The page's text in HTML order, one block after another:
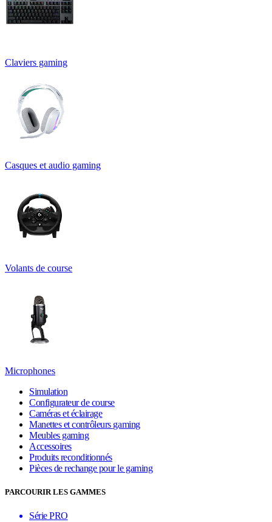
Claviers gaming
Casques et audio gaming
Volants de course
Microphones
Simulation
Configurateur de course
Caméras et éclairage
Manettes et contrôleurs gaming
Meubles gaming
Accessoires
Produits reconditionnés
Pièces de rechange pour le gaming
PARCOURIR LES GAMMES
Série PRO